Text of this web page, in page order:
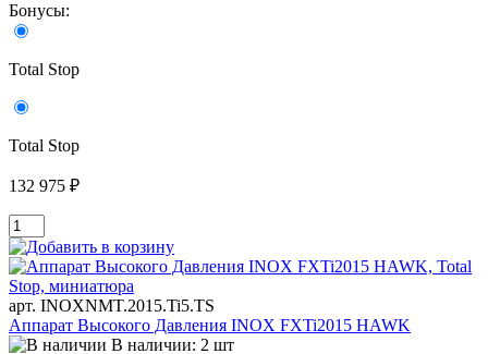
Бонусы:
Total Stop
Total Stop
132 975 ₽
арт. INOXNMT.2015.Ti5.TS
Аппарат Высокого Давления INOX FXTi2015 HAWK
В наличии: 2 шт